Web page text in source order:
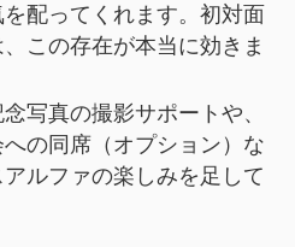
配ってくれます。初対面
この存在が本当に効きま
写真の撮影サポートや、
の同席（オプション）な
ルファの楽しみを足して